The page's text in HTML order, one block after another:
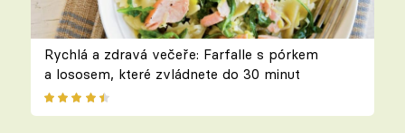
Rychlá a zdravá večeře: Farfalle s pórkem
a lososem, které zvládnete do 30 minut